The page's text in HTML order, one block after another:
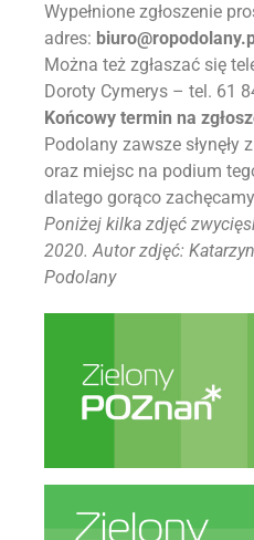
Wypełnione zgłoszenie
adres:
Można też zgłaszać się
Doroty Cymerys – tel. 61
Końcowy termin na
Podolany zawsze
oraz miejsc na podium
dlatego gorąco
Poniżej kilka zdjęć
2020. Autor zdjęć:
Podolany